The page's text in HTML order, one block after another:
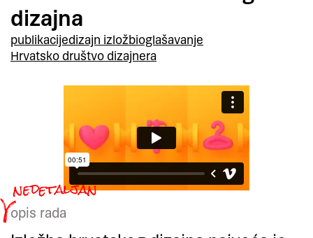
dizajna
publikacijedizajn izložbioglašavanje
Hrvatsko društvo dizajnera
opis rada